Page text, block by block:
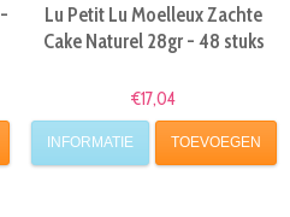
Lu Petit Lu Moelleux Zachte
Cake Naturel 28gr - 48 stuks
€17,04
INFORMATIE TOEVOEGEN